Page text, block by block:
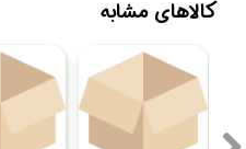
کالاهای مشابه